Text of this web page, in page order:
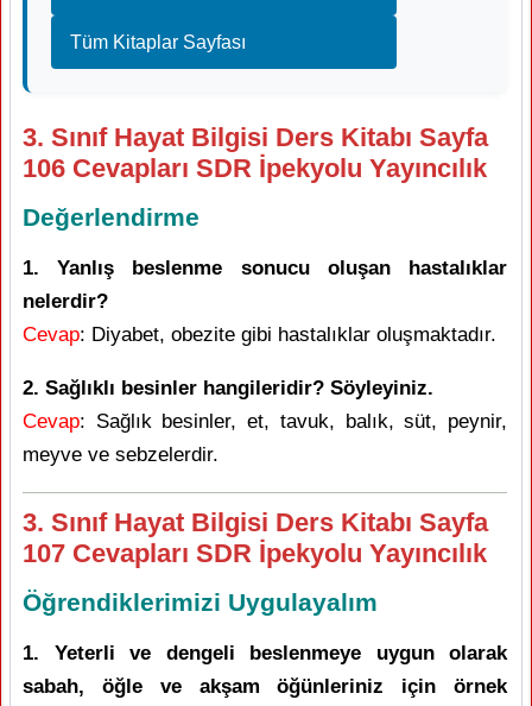
Tüm Kitaplar Sayfası
3. Sınıf Hayat Bilgisi Ders Kitabı Sayfa
106 Cevapları SDR İpekyolu Yayıncılık
Değerlendirme
1. Yanlış beslenme sonucu oluşan hastalıklar
nelerdir?
Cevap: Diyabet, obezite gibi hastalıklar oluşmaktadır.
2. Sağlıklı besinler hangileridir? Söyleyiniz.
Cevap: Sağlık besinler, et, tavuk, balık, süt, peynir,
meyve ve sebzelerdir.
3. Sınıf Hayat Bilgisi Ders Kitabı Sayfa
107 Cevapları SDR İpekyolu Yayıncılık
Öğrendiklerimizi Uygulayalım
1. Yeterli ve dengeli beslenmeye uygun olarak
sabah, öğle ve akşam öğünleriniz için örnek